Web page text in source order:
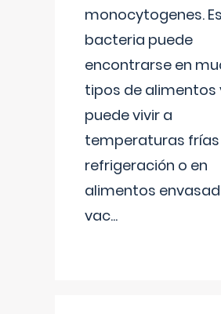
monocytogenes.
bacteria puede
encontrarse en
tipos de alimentos
puede vivir a
temperaturas
refrigeración o en
alimentos
vac...